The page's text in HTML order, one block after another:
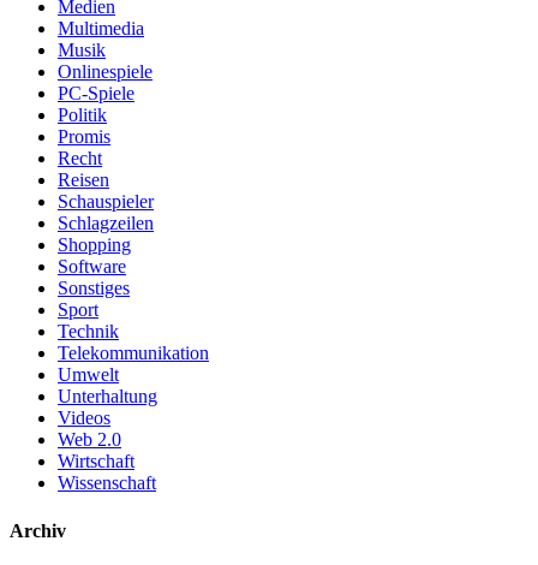
Medien
Multimedia
Musik
Onlinespiele
PC-Spiele
Politik
Promis
Recht
Reisen
Schauspieler
Schlagzeilen
Shopping
Software
Sonstiges
Sport
Technik
Telekommunikation
Umwelt
Unterhaltung
Videos
Web 2.0
Wirtschaft
Wissenschaft
Archiv